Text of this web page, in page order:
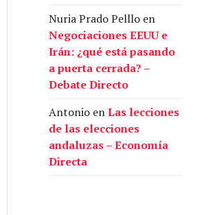
Directo
Nuria Prado Pelllo en
Negociaciones EEUU e
Irán: ¿qué está pasando
a puerta cerrada? –
Debate Directo
Antonio enLas lecciones
de las elecciones
andaluzas – Economía
Directa